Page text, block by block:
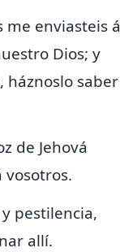
me enviasteis á
Dios; y
háznoslo saber
de Jehová
vosotros.
pestilencia,
allí.